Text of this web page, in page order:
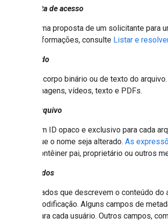
Proposta de acesso
Uma proposta de um solicitante para
informações, consulte Listar e
Conteúdo
O corpo binário ou de texto do
imagens, vídeos, texto e PDFs.
ID do arquivo
Um ID opaco e exclusivo para cada
que o nome seja alterado. As
contêiner pai, proprietário ou outros
Metadados
Dados que descrevem o conteúdo
modificação. Alguns campos de
para cada usuário. Outros campos,